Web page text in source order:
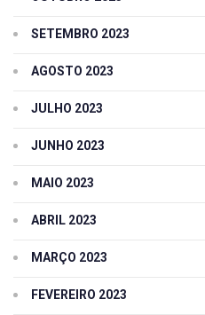
SETEMBRO 2023
AGOSTO 2023
JULHO 2023
JUNHO 2023
MAIO 2023
ABRIL 2023
MARÇO 2023
FEVEREIRO 2023